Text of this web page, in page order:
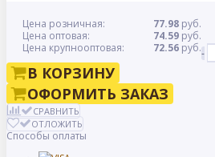
Цена розничная: 77.98 руб.
Цена оптовая:
74.59 руб.
Цена крупнооптовая:
72.56 руб.-
В КОРЗИНУ
ОФОРМИТЬ ЗАКАЗ
СРАВНИТЬ
ОТЛОЖИТЬ
Способы оплаты